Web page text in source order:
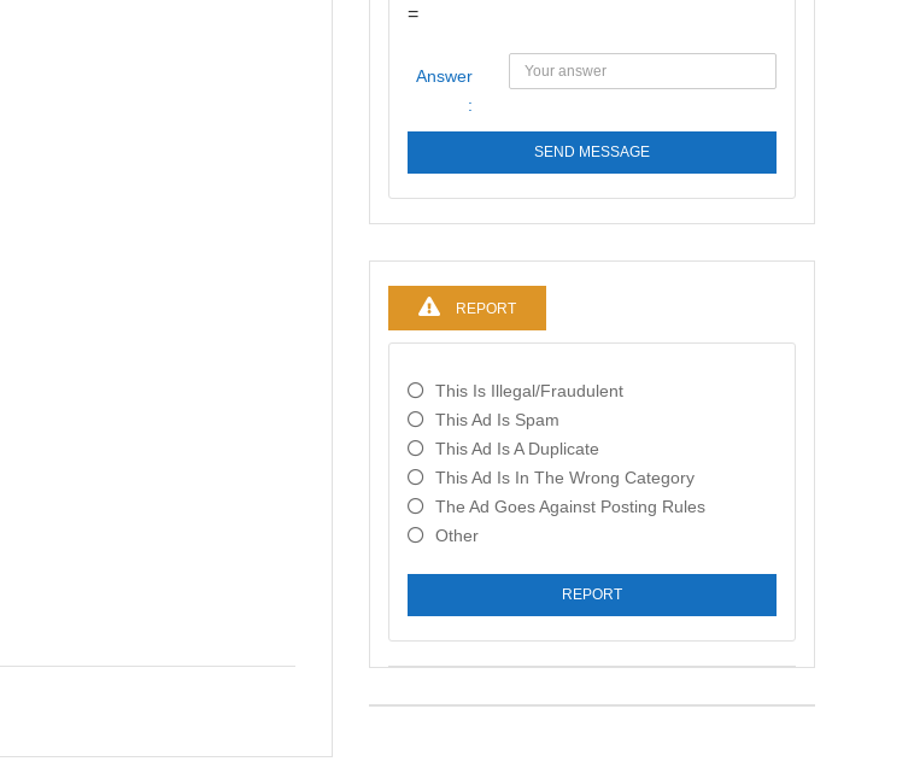
=
Answer
:
SEND MESSAGE
REPORT
This Is Illegal/fraudulent
This Ad Is Spam
This Ad Is A Duplicate
This Ad Is In The Wrong Category
The Ad Goes Against Posting Rules
Other
REPORT